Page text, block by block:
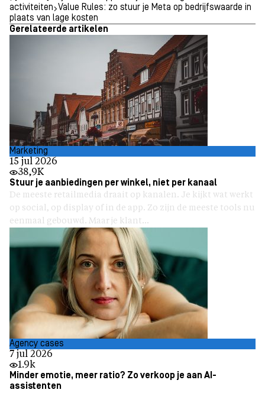
activiteiten
Value Rules: zo stuur je Meta op bedrijfswaarde in
plaats van lage kosten
Gerelateerde artikelen
Marketing
15 jul 2026
38,9K
Stuur je aanbiedingen per winkel, niet per kanaal
De meeste retailmedia draait op kanalen. Je kijkt wat werkt
op social, op display of in de app. Zo zijn de meeste tools nu
eenmaal gebouwd. Maar je klant...
Agency cases
7 jul 2026
1.9k
Minder emotie, meer ratio? Zo verkoop je aan AI-
assistenten